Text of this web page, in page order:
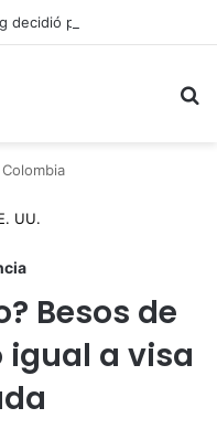
Colombia
UU.
Besos de
a visa